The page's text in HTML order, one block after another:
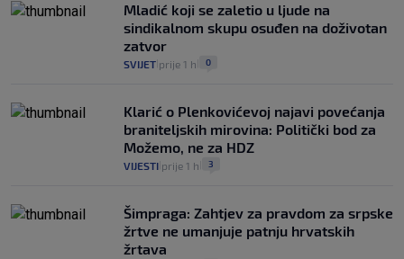
Mladić koji se zaletio u ljude na
sindikalnom skupu osuđen na doživotan
zatvor
SVIJET prije 1 h 0
Klarić o Plenkovićevoj najavi povećanja
braniteljskih mirovina: Politički bod za
Možemo, ne za HDZ
VIJESTI prije 1 h 3
Šimpraga: Zahtjev za pravdom za srpske
žrtve ne umanjuje patnju hrvatskih
žrtava